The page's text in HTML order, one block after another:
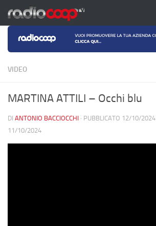
Salta al contenuto
VIDEO
MARTINA ATTILI – Occhi blu
DI ANTONIO BACCIOCCHI · PUBBLICATO 12/10/2024
11/10/2024